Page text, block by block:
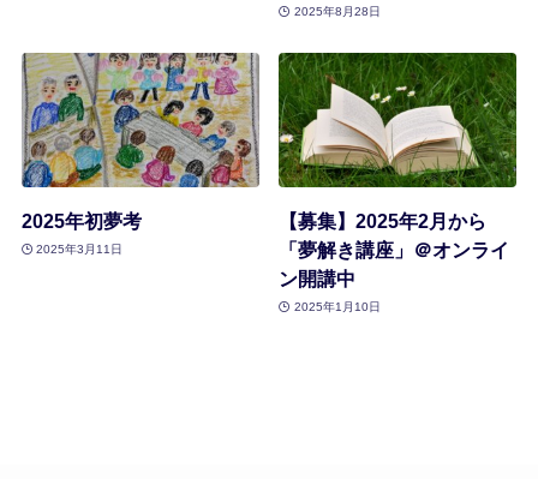
2025年8月28日
2025年初夢考
2025年3月11日
【募集】2025年2月から
「夢解き講座」＠オンライ
ン開講中
2025年1月10日